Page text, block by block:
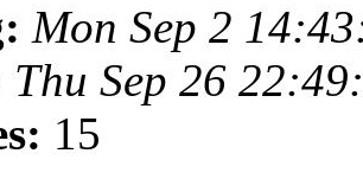
Mon Sep 2
Thu Sep 26
15